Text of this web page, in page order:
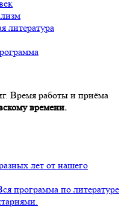
литература
Время работы и приёма
времени.
лет от нашего
программа по литературе